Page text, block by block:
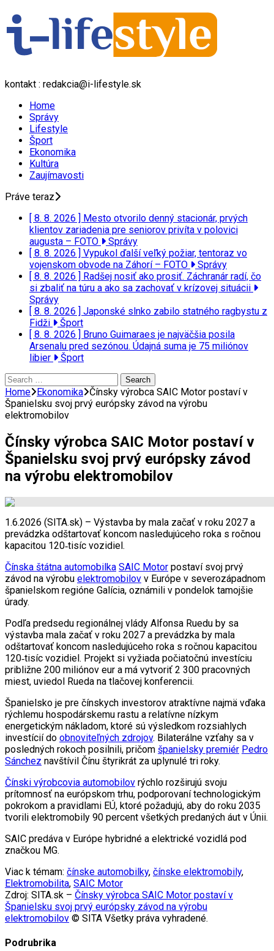
kontakt : redakcia@i-lifestyle.sk
Home
Správy
Lifestyle
Šport
Ekonomika
Kultúra
Zaujímavosti
Práve teraz
[ 8. 8. 2026 ] Mesto otvorilo denný stacionár, prvých
klientov zariadenia pre seniorov privíta v polovici
augusta – FOTO
Správy
[ 8. 8. 2026 ] Vypukol ďalší veľký požiar, tentoraz vo
vojenskom obvode na Záhorí – FOTO
Správy
[ 8. 8. 2026 ] Radšej nosiť ako prosiť. Záchranár radí, čo
si zbaliť na túru a ako sa zachovať v krízovej situácii
Správy
[ 8. 8. 2026 ] Japonské slnko zabilo statného ragbystu z
Fidži
Šport
[ 8. 8. 2026 ] Bruno Guimaraes je najväčšia posila
Arsenalu pred sezónou. Údajná suma je 75 miliónov
libier
Šport
Search
for:
Home Ekonomika Čínsky výrobca SAIC Motor postaví v
Španielsku svoj prvý európsky závod na výrobu
elektromobilov
Čínsky výrobca SAIC Motor postaví v
Španielsku svoj prvý európsky závod
na výrobu elektromobilov
1.6.2026 (SITA.sk) – Výstavba by mala začať v roku 2027 a
prevádzka odštartovať koncom nasledujúceho roka s ročnou
kapacitou 120‑tisíc vozidiel.
Čínska štátna automobilka SAIC Motor postaví svoj prvý
závod na výrobu elektromobilov v Európe v severozápadnom
španielskom regióne Galícia, oznámili v pondelok tamojšie
úrady.
Podľa predsedu regionálnej vlády Alfonsa Ruedu by sa
výstavba mala začať v roku 2027 a prevádzka by mala
odštartovať koncom nasledujúceho roka s ročnou kapacitou
120‑tisíc vozidiel. Projekt si vyžiada počiatočnú investíciu
približne 200 miliónov eur a má vytvoriť 2 300 pracovných
miest, uviedol Rueda na tlačovej konferencii.
Španielsko je pre čínskych investorov atraktívne najmä vďaka
rýchlemu hospodárskemu rastu a relatívne nízkym
energetickým nákladom, ktoré sú výsledkom rozsiahlych
investícií do obnoviteľných zdrojov. Bilaterálne vzťahy sa v
posledných rokoch posilnili, pričom španielsky premiér Pedro
Sánchez navštívil Čínu štyrikrát za uplynulé tri roky.
Čínski výrobcovia automobilov rýchlo rozširujú svoju
prítomnosť na európskom trhu, podporovaní technologickým
pokrokom a pravidlami EÚ, ktoré požadujú, aby do roku 2035
tvorili elektromobily 90 percent všetkých predaných áut v Únii.
SAIC predáva v Európe hybridné a elektrické vozidlá pod
značkou MG.
Viac k témam: čínske automobilky, čínske elektromobily,
Elektromobilita, SAIC Motor
Zdroj: SITA.sk – Čínsky výrobca SAIC Motor postaví v
Španielsku svoj prvý európsky závod na výrobu
elektromobilov © SITA Všetky práva vyhradené.
Podrubrika